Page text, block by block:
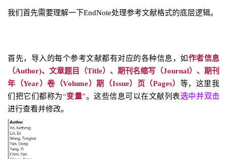
我们首先需要理解一下EndNote处理参考文献格式的底层逻辑。
首先，导入的每个参考文献都有对应的各种信息，如作者信息
（Author)、文章题目（Title）、期刊名缩写（Journal）、期刊
年（Year）卷（Volume）期（Issue）页（Pages） 等，这里我
们把它们都称为“变量”。这些信息可以在文献列表选中并双击
进行查看并修改。